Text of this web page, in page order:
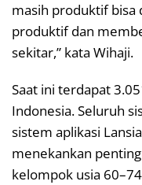
masih produktif bisa
produktif dan
sekitar,” kata Wihaji.
Saat ini terdapat
Indonesia. Seluruh
sistem aplikasi
menekankan
kelompok usia